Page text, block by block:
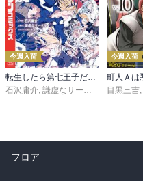
今週入荷
転生したら第七王子だったので、気ままに魔術を極めます（２４）
石沢庸介, 謙虚なサークル メル。
今週入荷
目黒三吉,
フロア